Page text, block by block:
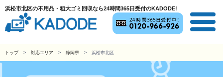
浜松市北区の不用品・粗大ゴミ回収なら24時間365日受付のKADODE!
トップ 対応エリア 静岡県 浜松市北区